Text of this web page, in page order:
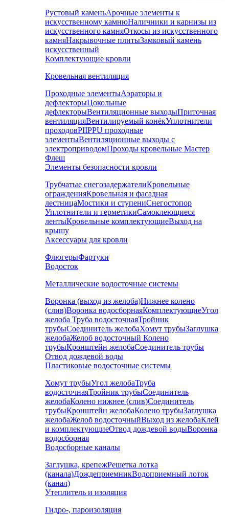
Рустовый каменьАрочные элементы к
искусственному камнюНаличники и карнизы из
искусственного камняОткосы из искусственного
камняНакрывочные плитыЗамковый камень
искусственный
Комплектующие кровли
Кровельная вентиляция
Проходные элементыАэраторы и
дефлекторыЦокольные
дефлекторыВентиляционные выходыПриточная
вентиляцияВентилируемый конёкУплотнители
проходовPIIPPU проходные
элементыВентиляционные выходы с
электроприводомПроходы кровельные Мастер
Флеш
Элементы безопасности кровли
Трубчатые снегозадержателиКровельные
огражденияКровельная и фасадная
лестницаМостики и ступениСнегостопор
Уплотнители и герметикиСамоклеющиеся
лентыКровельные комплектующиеВыход на
крышу
Аксессуары для кровли
ФлюгерыФартуки
Водосток
Металлические водосточные системы
Воронка (выход из желоба)Нижнее колено
(слив)Воронка водосборнаяКомплектующиеУгол
желоба Труба водосточнаяТройник
трубыСоединитель желобаХомут трубыЗаглушка
желобаЖелоб водосточный Колено
трубыКронштейн желобаСоединитель трубы
Отвод дождевой воды
Пластиковые водосточные системы
Хомут трубыУгол желобаТруба
водосточнаяТройник трубыСоединитель
желобаКолено нижнее (слив)Соединитель
трубыКронштейн желобаКолено трубыЗаглушка
желобаЖелоб водосточныйВыход из желобаКлей
и комплектующиеОтвод дождевой водыВоронка
водосборная
Водосборные каналы
Заглушка, крепежРешетка лотка
(канала)ДождеприемникВодоприемный лоток
(канал)
Утеплитель и изоляция
Гидро-, пароизоляция